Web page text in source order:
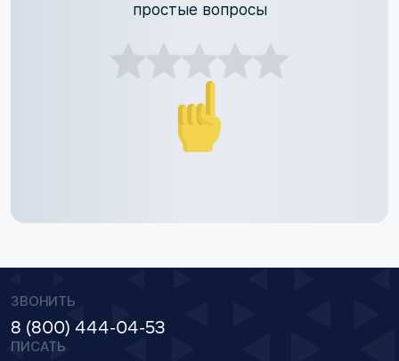
простые вопросы
ЗВОНИТЬ
8 (800) 444-04-53
ПИСАТЬ